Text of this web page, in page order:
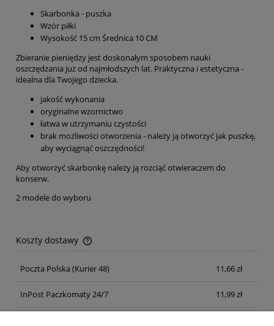
Skarbonka - puszka
Wzór piłki
Wysokość 15 cm Średnica 10 CM
Zbieranie pieniędzy jest doskonałym sposobem nauki
oszczędzania już od najmłodszych lat. Praktyczna i estetyczna -
idealna dla Twojego dziecka.
jakość wykonania
oryginalne wzornictwo
łatwa w utrzymaniu czystości
brak możliwości otworzenia - należy ją otworzyć jak puszkę,
aby wyciągnąć oszczędności!
Aby otworzyć skarbonkę należy ją rozciąć otwieraczem do
konserw.
2 modele do wyboru
Koszty dostawy
Cena nie zawiera ewentualnych kosztów płatności
Poczta Polska (Kurier 48) 11,66 zł
InPost Paczkomaty 24/7 11,99 zł